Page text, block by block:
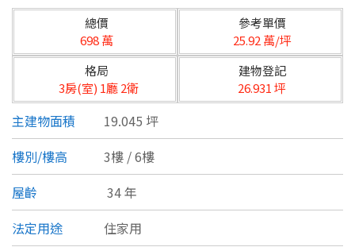
台北市
基隆市
新北市
宜蘭縣
桃園市
新竹市
新竹縣
類型(可複選)
公寓
別墅 透天厝
總價
698 萬
參考單價
25.92 萬/坪
格局
3房(室) 1廳 2衛
建物登記
26.931 坪
主建物面積
19.045 坪
樓別/樓高
3樓 / 6樓
屋齡
34 年
法定用途
住家用